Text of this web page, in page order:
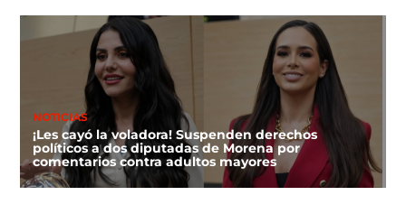
NOTICIAS
¡Les cayó la voladora! Suspenden derechos
políticos a dos diputadas de Morena por
comentarios contra adultos mayores